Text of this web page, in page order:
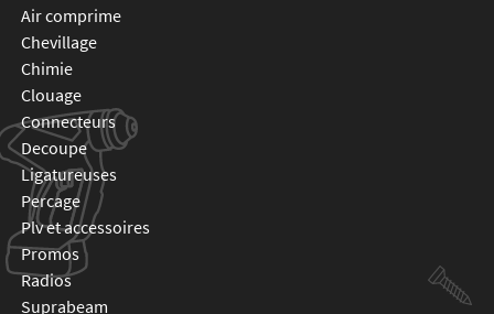
air comprime
chevillage
chimie
clouage
connecteurs
decoupe
ligatureuses
percage
plv et accessoires
promos
radios
suprabeam